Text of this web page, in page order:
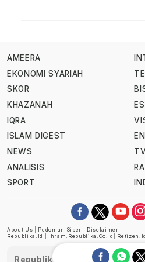
AMEERA
EKONOMI SYARIAH
SKOR
KHAZANAH
IQRA
ISLAM DIGEST
NEWS
ANALISIS
SPORT
About Us Pedoman Siber
Disclaimer
Republika.id
Ihram.republika.co.id Retizen.id
Republika telah diverifikasi